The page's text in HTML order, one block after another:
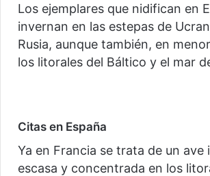
Los ejemplares que nidifican en
invernan en las estepas de
Rusia, aunque también, en
los litorales del Báltico y el mar
Citas en España
Ya en Francia se trata de un ave
escasa y concentrada en los